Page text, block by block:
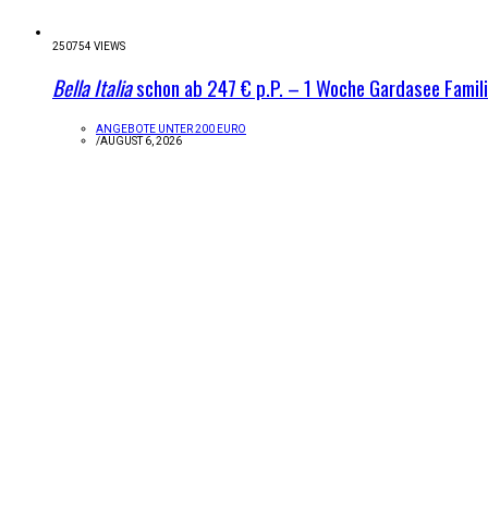
250754 VIEWS
Bella Italiaschon ab 247 € p.P. – 1 Woche Gardasee
ANGEBOTE UNTER 200 EURO
/AUGUST 6, 2026